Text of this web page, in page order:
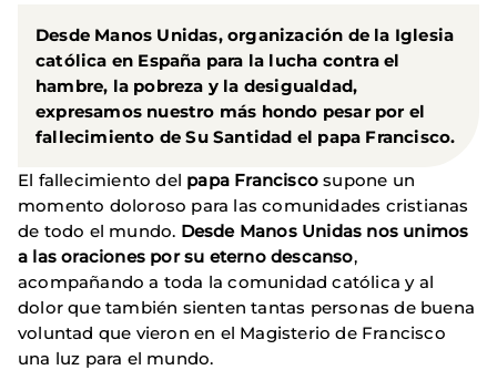
Desde Manos Unidas, organización de la Iglesia
católica en España para la lucha contra el
hambre, la pobreza y la desigualdad,
expresamos nuestro más hondo pesar por el
fallecimiento de Su Santidad el papa Francisco.
El fallecimiento del papa Francisco supone un
momento doloroso para las comunidades cristianas
de todo el mundo. Desde Manos Unidas nos unimos
a las oraciones por su eterno descanso,
acompañando a toda la comunidad católica y al
dolor que también sienten tantas personas de buena
voluntad que vieron en el Magisterio de Francisco
una luz para el mundo.